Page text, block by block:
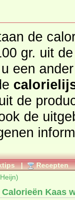
de
gr. uit
de
| Recepten
Calorieën Kaas